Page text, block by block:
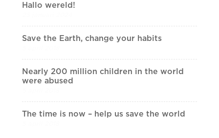
Hallo wereld!
Save the Earth, change your habits
Nearly 200 million children in the world
were abused
The time is now – help us save the world